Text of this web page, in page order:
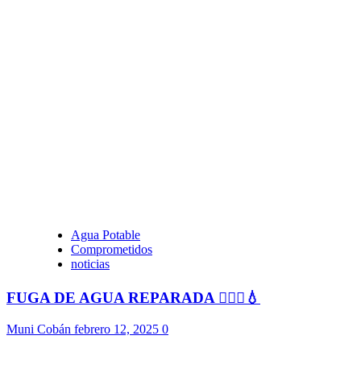
Agua Potable
Comprometidos
noticias
FUGA DE AGUA REPARADA 👷🏻‍♂️💧
Muni Cobán febrero 12, 2025 0